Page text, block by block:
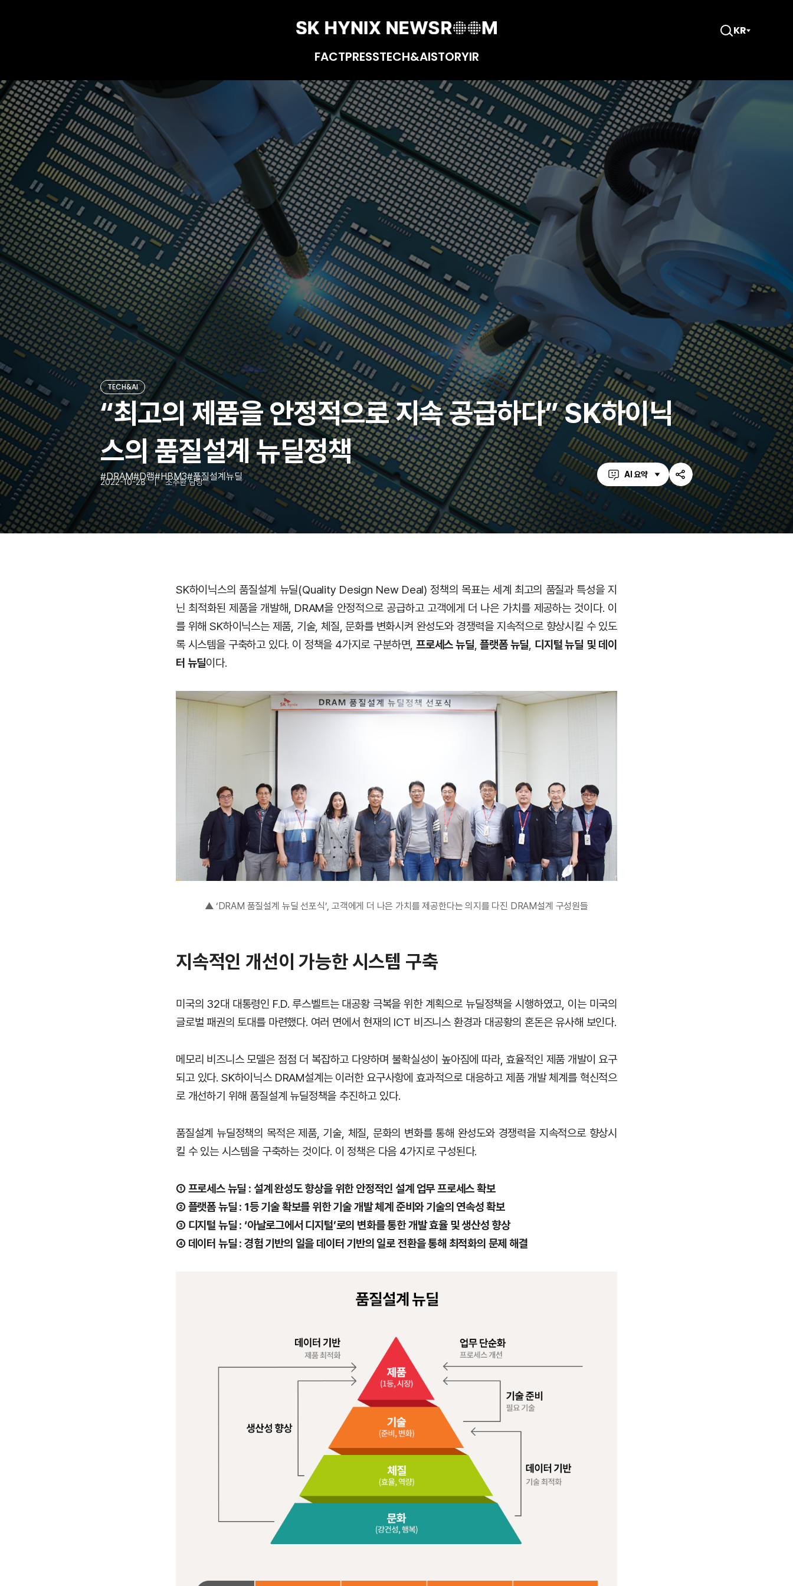
FACTPRESSTECH&AISTORYIR
검
열
기
KR
TECH&AI
“최고의 제품을 안정적으로 지속 공급하다” SK하이닉
스의 품질설계 뉴딜정책
DRAM D램 HBM3 품질설계뉴딜
2022-10-28 조주환 담당
AI 요약
공
유
하
기
TECH&AI“최고의 제품을 안정적으로 지속 공급하다” SK하이닉스의 품질설계 뉴딜정책
SK하이닉스의 품질설계 뉴딜(Quality Design New Deal) 정책의 목표는 세계 최고의 품질과 특성을 지
닌 최적화된 제품을 개발해, DRAM을 안정적으로 공급하고 고객에게 더 나은 가치를 제공하는 것이다. 이
를 위해 SK하이닉스는 제품, 기술, 체질, 문화를 변화시켜 완성도와 경쟁력을 지속적으로 향상시킬 수 있도
록 시스템을 구축하고 있다. 이 정책을 4가지로 구분하면,프로세스 뉴딜,플랫폼 뉴딜, 디지털 뉴딜 및 데이
터 뉴딜이다.
▲ ‘DRAM 품질설계 뉴딜 선포식’, 고객에게 더 나은 가치를 제공한다는 의지를 다진 DRAM설계 구성원들
지속적인 개선이 가능한 시스템 구축
미국의 32대 대통령인 F.D. 루스벨트는 대공황 극복을 위한 계획으로 뉴딜정책을 시행하였고, 이는 미국의
글로벌 패권의 토대를 마련했다. 여러 면에서 현재의 ICT 비즈니스 환경과 대공황의 혼돈은 유사해 보인다.
메모리 비즈니스 모델은 점점 더 복잡하고 다양하며 불확실성이 높아짐에 따라, 효율적인 제품 개발이 요구
되고 있다. SK하이닉스 DRAM설계는 이러한 요구사항에 효과적으로 대응하고 제품 개발 체계를 혁신적으
로 개선하기 위해 품질설계 뉴딜정책을 추진하고 있다.
품질설계 뉴딜정책의 목적은 제품, 기술, 체질, 문화의 변화를 통해 완성도와 경쟁력을 지속적으로 향상시
킬 수 있는 시스템을 구축하는 것이다. 이 정책은 다음 4가지로 구성된다.
① 프로세스 뉴딜 : 설계 완성도 향상을 위한 안정적인 설계 업무 프로세스 확보
② 플랫폼 뉴딜 : 1등 기술 확보를 위한 기술 개발 체계 준비와 기술의 연속성 확보
③ 디지털 뉴딜 : ‘아날로그에서 디지털’로의 변화를 통한 개발 효율 및 생산성 향상
④ 데이터 뉴딜 : 경험 기반의 일을 데이터 기반의 일로 전환을 통해 최적화의 문제 해결